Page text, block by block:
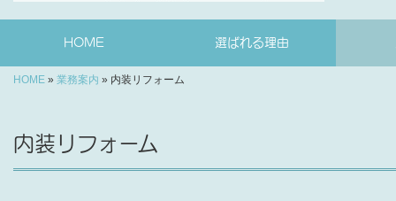
HOME 選ばれる理由
HOME » 業務案内 » 内装リフォーム
内装リフォーム